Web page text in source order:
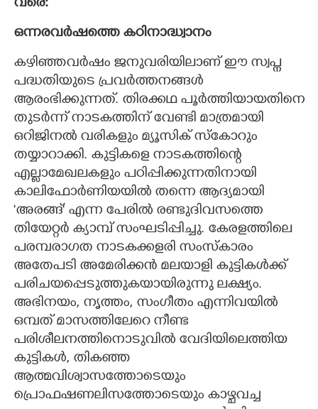
വരെ:
ഒന്നരവർഷത്തെ കഠിനാദ്ധ്വാനം
കഴിഞ്ഞവർഷം ജനുവരിയിലാണ് ഈ സ്വപ്ന
പദ്ധതിയുടെ പ്രവർത്തനങ്ങൾ
ആരംഭിക്കുന്നത്. തിരക്കഥ പൂർത്തിയായതിനെ
തുടർന്ന് നാടകത്തിന് വേണ്ടി മാത്രമായി
ഒറിജിനൽ വരികളും മ്യൂസിക് സ്കോറും
തയ്യാറാക്കി. കുട്ടികളെ നാടകത്തിന്റെ
എല്ലാമേഖലകളും പഠിപ്പിക്കുന്നതിനായി
കാലിഫോർണിയയിൽ തന്നെ ആദ്യമായി
'അരങ്ങ്' എന്ന പേരിൽ രണ്ടുദിവസത്തെ
തിയേറ്റർ ക്യാമ്പ് സംഘടിപ്പിച്ചു. കേരളത്തിലെ
പരമ്പരാഗത നാടകക്കളരി സംസ്കാരം
അതേപടി അമേരിക്കൻ മലയാളി കുട്ടികൾക്ക്
പരിചയപ്പെടുത്തുകയായിരുന്നു ലക്ഷ്യം.
അഭിനയം, നൃത്തം, സംഗീതം എന്നിവയിൽ
ഒമ്പത് മാസത്തിലേറെ നീണ്ട
പരിശീലനത്തിനൊടുവിൽ വേദിയിലെത്തിയ
കുട്ടികൾ, തികഞ്ഞ
ആത്മവിശ്വാസത്തോടെയും
പ്രൊഫഷണലിസത്തോടെയും കാഴ്ചവച്ച